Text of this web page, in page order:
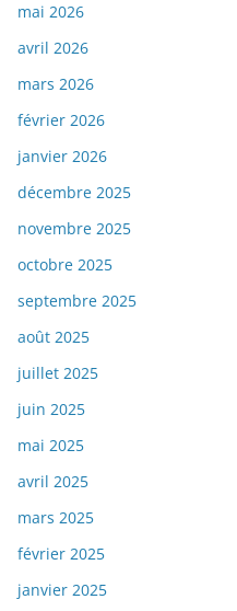
mai 2026
avril 2026
mars 2026
février 2026
janvier 2026
décembre 2025
novembre 2025
octobre 2025
septembre 2025
août 2025
juillet 2025
juin 2025
mai 2025
avril 2025
mars 2025
février 2025
janvier 2025